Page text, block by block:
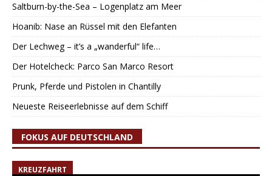
Saltburn-by-the-Sea – Logenplatz am Meer
Hoanib: Nase an Rüssel mit den Elefanten
Der Lechweg – it’s a „wanderful“ life…
Der Hotelcheck: Parco San Marco Resort
Prunk, Pferde und Pistolen in Chantilly
Neueste Reiseerlebnisse auf dem Schiff
FOKUS AUF DEUTSCHLAND
KREUZFAHRT